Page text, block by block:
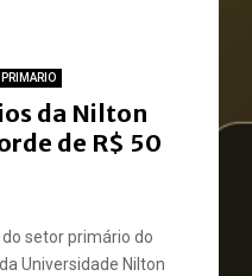
da Nilton
de R$ 50
setor primário do
Universidade Nilton